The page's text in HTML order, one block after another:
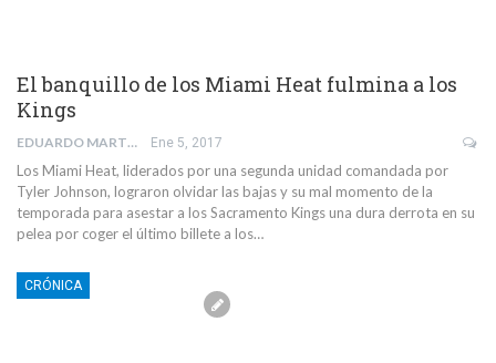
El banquillo de los Miami Heat fulmina a los
Kings
EDUARDO MARTIN SANCHEZ Ene 5, 2017
Los Miami Heat, liderados por una segunda unidad comandada por
Tyler Johnson, lograron olvidar las bajas y su mal momento de la
temporada para asestar a los Sacramento Kings una dura derrota en su
pelea por coger el último billete a los…
CRÓNICA